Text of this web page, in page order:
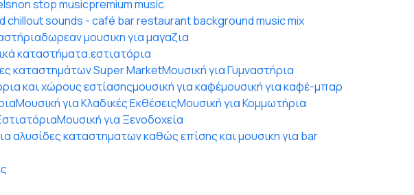
non stop musicpremium music
chillout sounds - café bar restaurant background music mix
δωρεαν μουσικη για μαγαζια
καταστήματα.εστιατόρια
καταστημάτων Super MarketΜουσική για Γυμναστήρια
και χώρους εστίασηςμουσική για καφέμουσική για καφέ-μπαρ
Μουσική για Κλαδικές ΕκθέσειςΜουσική για Κομμωτήρια
Μουσική για Ξενοδοχεία
αλυσίδες καταστηματων καθώς επίσης και μουσικη για bar